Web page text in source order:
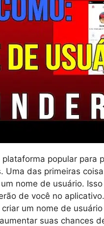
popular para
Uma das primeiras
nome de usuário.
de você no
um nome de
suas chances